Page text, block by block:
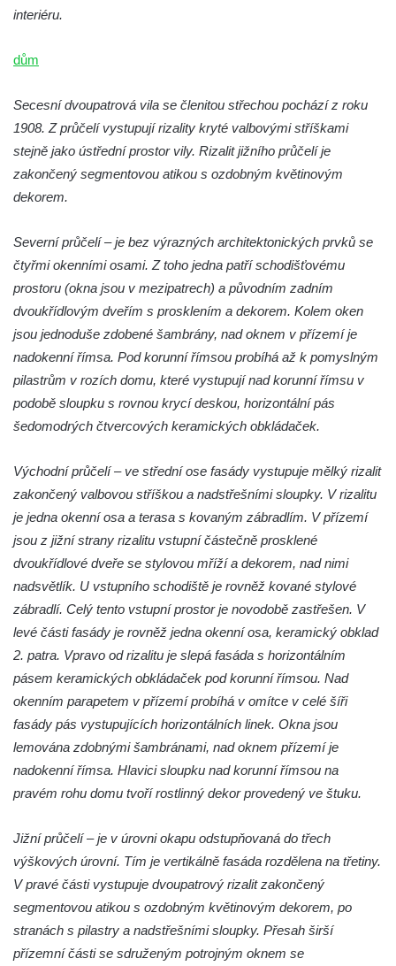
Wolfrumova vila v Ústí nad Labem
Hotel Vladimir v Ústí nad Labem
Torzo střeleckého sloupu ve Chřibské
Budova ZŠ a MŠ Tadeáše Haenkeho
Chřibská čp. 280
Dům čp. 175 ve Chřibské
Dům čp. 182 ve Chřibské
Dům čp. 10 ve Chřibské
Budova základní školy v Lužci nad Vltavou
Rodný dům Josefa Hory v Dobříni
Královská mincovna v Jáchymově
Chudobinec Franze Preidla v České
Kamenici
Dům čp. 26 ve Velenicích
Dům čp. 31 ve Velenicích
Dům čp. 121 ve Velenicích
Dům čp. 155 ve Velenicích
Dům čp. 33 – bývalá škola ve Velenicích
Bývalá fara ve Velenicích
Dům ev.č. 26 ve Velenicích
Dům čp. 67 ve Svojkově
Torzo domu čp. 6 ve Svojkově
Městské divadlo Chomutov
Ludwig Breitfeld, výroba prýmků – dnes
Pivovar Chalupník v Perštejně
interiéru.
dům
Secesní dvoupatrová vila se členitou střechou pochází z roku
1908. Z průčelí vystupují rizality kryté valbovými stříškami
stejně jako ústřední prostor vily. Rizalit jižního průčelí je
zakončený segmentovou atikou s ozdobným květinovým
dekorem.
Severní průčelí – je bez výrazných architektonických prvků se
čtyřmi okenními osami. Z toho jedna patří schodišťovému
prostoru (okna jsou v mezipatrech) a původním zadním
dvoukřídlovým dveřím s prosklením a dekorem. Kolem oken
jsou jednoduše zdobené šambrány, nad oknem v přízemí je
nadokenní římsa. Pod korunní římsou probíhá až k pomyslným
pilastrům v rozích domu, které vystupují nad korunní římsu v
podobě sloupku s rovnou krycí deskou, horizontální pás
šedomodrých čtvercových keramických obkládaček.
Východní průčelí – ve střední ose fasády vystupuje mělký rizalit
zakončený valbovou stříškou a nadstřešními sloupky. V rizalitu
je jedna okenní osa a terasa s kovaným zábradlím. V přízemí
jsou z jižní strany rizalitu vstupní částečně prosklené
dvoukřídlové dveře se stylovou mříží a dekorem, nad nimi
nadsvětlík. U vstupního schodiště je rovněž kované stylové
zábradlí. Celý tento vstupní prostor je novodobě zastřešen. V
levé části fasády je rovněž jedna okenní osa, keramický obklad
2. patra. Vpravo od rizalitu je slepá fasáda s horizontálním
pásem keramických obkládaček pod korunní římsou. Nad
okenním parapetem v přízemí probíhá v omítce v celé šíři
fasády pás vystupujících horizontálních linek. Okna jsou
lemována zdobnými šambránami, nad oknem přízemí je
nadokenní římsa. Hlavici sloupku nad korunní římsou na
pravém rohu domu tvoří rostlinný dekor provedený ve štuku.
Jižní průčelí – je v úrovni okapu odstupňovaná do třech
výškových úrovní. Tím je vertikálně fasáda rozdělena na třetiny.
V pravé části vystupuje dvoupatrový rizalit zakončený
segmentovou atikou s ozdobným květinovým dekorem, po
stranách s pilastry a nadstřešními sloupky. Přesah širší
přízemní části se sdruženým potrojným oknem se